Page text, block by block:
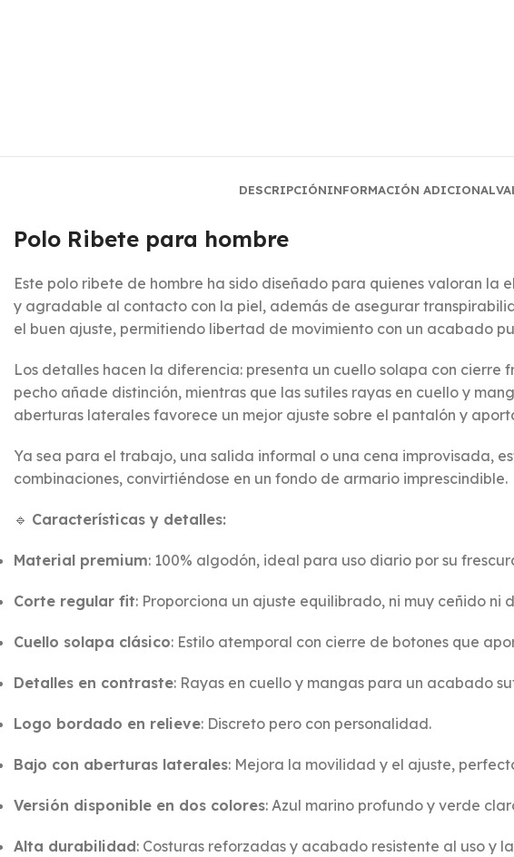
DESCRIPCIÓNINFORMACIÓN ADICIONAL
Polo Ribete para hombre
Este polo ribete de hombre ha sido diseñado para quienes valoran
y agradable al contacto con la piel, además de asegurar
el buen ajuste, permitiendo libertad de movimiento con un acabado
Los detalles hacen la diferencia: presenta un cuello solapa con
pecho añade distinción, mientras que las sutiles rayas en cuello y
aberturas laterales favorece un mejor ajuste sobre el pantalón y
Ya sea para el trabajo, una salida informal o una cena improvisada,
combinaciones, convirtiéndose en un fondo de armario imprescindible.
🔹 Características y detalles:
Material premium: 100% algodón, ideal para uso diario por su
Corte regular fit: Proporciona un ajuste equilibrado, ni muy ceñido ni
Cuello solapa clásico: Estilo atemporal con cierre de botones que
Detalles en contraste: Rayas en cuello y mangas para un acabado
Logo bordado en relieve: Discreto pero con personalidad.
Bajo con aberturas laterales: Mejora la movilidad y el ajuste,
Versión disponible en dos colores: Azul marino profundo y verde
Alta durabilidad: Costuras reforzadas y acabado resistente al uso y